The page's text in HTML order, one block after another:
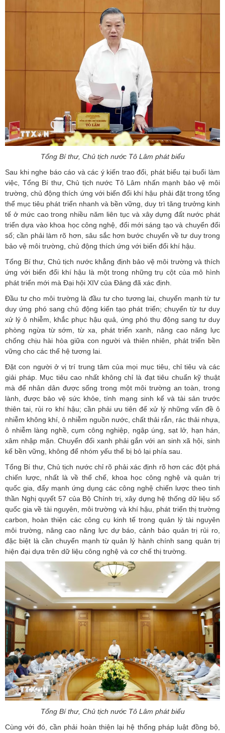
Tổng Bí thư, Chủ tịch nước Tô Lâm phát biểu
Sau khi nghe báo cáo và các ý kiến trao đổi, phát biểu tại buổi làm
việc, Tổng Bí thư, Chủ tịch nước Tô Lâm nhấn mạnh bảo vệ môi
trường, chủ động thích ứng với biến đổi khí hậu phải đặt trong tổng
thể mục tiêu phát triển nhanh và bền vững, duy trì tăng trưởng kinh
tế ở mức cao trong nhiều năm liên tục và xây dựng đất nước phát
triển dựa vào khoa học công nghệ, đổi mới sáng tạo và chuyển đổi
số; cần phải làm rõ hơn, sâu sắc hơn bước chuyển về tư duy trong
bảo vệ môi trường, chủ động thích ứng với biến đổi khí hậu.
Tổng Bí thư, Chủ tịch nước khẳng định bảo vệ môi trường và thích
ứng với biến đổi khí hậu là một trong những trụ cột của mô hình
phát triển mới mà Đại hội XIV của Đảng đã xác định.
Đầu tư cho môi trường là đầu tư cho tương lai, chuyển mạnh từ tư
duy ứng phó sang chủ động kiến tạo phát triển; chuyển từ tư duy
xử lý ô nhiễm, khắc phục hậu quả, ứng phó thụ động sang tư duy
phòng ngừa từ sớm, từ xa, phát triển xanh, nâng cao năng lực
chống chịu hài hòa giữa con người và thiên nhiên, phát triển bền
vững cho các thế hệ tương lai.
Đặt con người ở vị trí trung tâm của mọi mục tiêu, chỉ tiêu và các
giải pháp. Mục tiêu cao nhất không chỉ là đạt tiêu chuẩn kỹ thuật
mà để nhân dân được sống trong một môi trường an toàn, trong
lành, được bảo vệ sức khỏe, tính mạng sinh kế và tài sản trước
thiên tai, rủi ro khí hậu; cần phải ưu tiên để xử lý những vấn đề ô
nhiễm không khí, ô nhiễm nguồn nước, chất thải rắn, rác thải nhựa,
ô nhiễm làng nghề, cụm công nghiệp, ngập úng, sạt lở, hạn hán,
xâm nhập mặn. Chuyển đổi xanh phải gắn với an sinh xã hội, sinh
kế bền vững, không để nhóm yếu thế bị bỏ lại phía sau.
Tổng Bí thư, Chủ tịch nước chỉ rõ phải xác định rõ hơn các đột phá
chiến lược, nhất là về thể chế, khoa học công nghệ và quản trị
quốc gia, đẩy mạnh ứng dụng các công nghệ chiến lược theo tinh
thần Nghị quyết 57 của Bộ Chính trị, xây dựng hệ thống dữ liệu số
quốc gia về tài nguyên, môi trường và khí hậu, phát triển thị trường
carbon, hoàn thiện các công cụ kinh tế trong quản lý tài nguyên
môi trường, nâng cao năng lực dự báo, cảnh báo quản trị rủi ro,
đặc biệt là cần chuyển mạnh từ quản lý hành chính sang quản trị
hiện đại dựa trên dữ liệu công nghệ và cơ chế thị trường.
Tổng Bí thư, Chủ tịch nước Tô Lâm phát biểu
Cùng với đó, cần phải hoàn thiện lại hệ thống pháp luật đồng bộ,